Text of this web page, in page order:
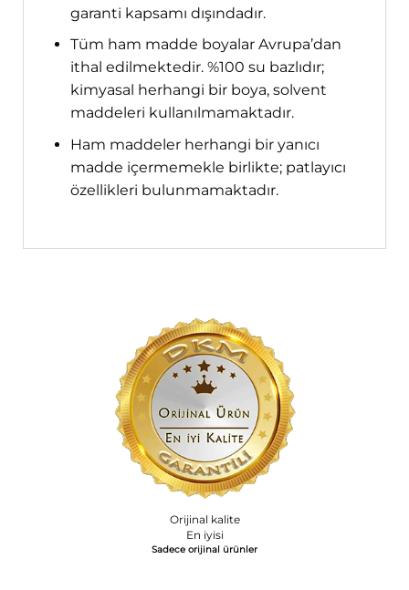
garanti kapsamı dışındadır.
Tüm ham madde boyalar Avrupa’dan
ithal edilmektedir. %100 su bazlıdır;
kimyasal herhangi bir boya, solvent
maddeleri kullanılmamaktadır.
Ham maddeler herhangi bir yanıcı
madde içermemekle birlikte; patlayıcı
özellikleri bulunmamaktadır.
Orijinal kalite
En iyisi
Sadece orijinal ürünler